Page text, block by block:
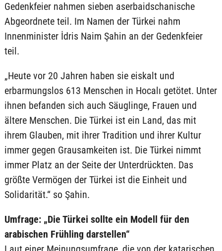
Gedenkfeier nahmen sieben aserbaidschanische
Abgeordnete teil. Im Namen der Türkei nahm
Innenminister İdris Naim Şahin an der Gedenkfeier
teil.
„Heute vor 20 Jahren haben sie eiskalt und
erbarmungslos 613 Menschen in Hocalı getötet. Unter
ihnen befanden sich auch Säuglinge, Frauen und
ältere Menschen. Die Türkei ist ein Land, das mit
ihrem Glauben, mit ihrer Tradition und ihrer Kultur
immer gegen Grausamkeiten ist. Die Türkei nimmt
immer Platz an der Seite der Unterdrückten. Das
größte Vermögen der Türkei ist die Einheit und
Solidarität.“ so Şahin.
Umfrage: „Die Türkei sollte ein Modell für den
arabischen Frühling darstellen“